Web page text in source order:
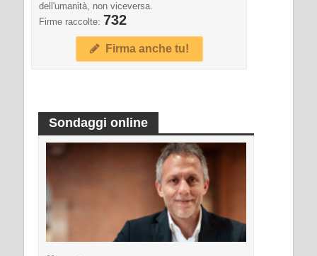
dell'umanità, non viceversa.
Firme raccolte: 732
Firma anche tu!
Sondaggi online